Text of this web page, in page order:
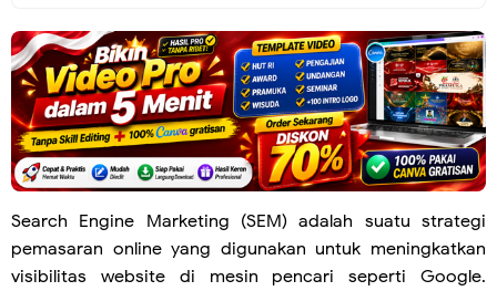
Search Engine Marketing (SEM) adalah suatu strategi
pemasaran online yang digunakan untuk meningkatkan
visibilitas website di mesin pencari seperti Google.